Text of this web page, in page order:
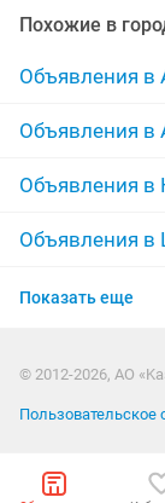
монтаж
демонтаж
демонтажные
демонтаж
Похожие в
Объявления в
Объявления в
Объявления в
Объявления
Объявления в
Объявления в
Объявления
Показать еще
© 2012-2026, АО
Пользовательское